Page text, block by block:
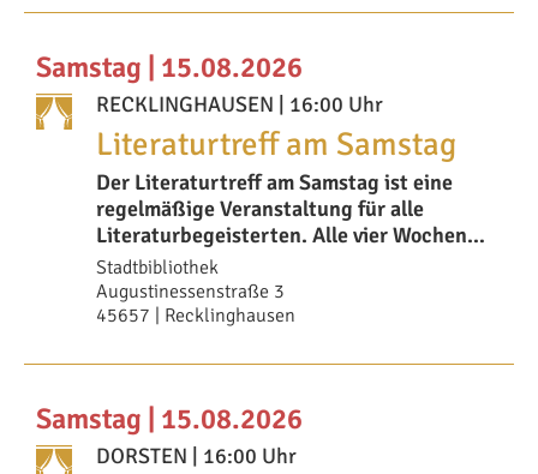
Samstag | 15.08.2026
RECKLINGHAUSEN | 16:00 Uhr
Literaturtreff am Samstag
Der Literaturtreff am Samstag ist eine
regelmäßige Veranstaltung für alle
Literaturbegeisterten. Alle vier Wochen
findet s
Stadtbibliothek
Augustinessenstraße 3
45657 | Recklinghausen
Samstag | 15.08.2026
DORSTEN | 16:00 Uhr